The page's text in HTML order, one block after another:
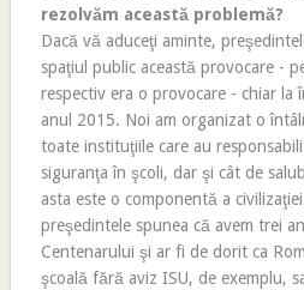
rezolvăm această problemă?
Dacă vă aduceţi aminte,
spaţiul public această provocare -
respectiv era o provocare - chiar la
anul 2015. Noi am organizat o
toate instituţiile care au
siguranţa în şcoli, dar şi cât de
asta este o componentă a
preşedintele spunea că avem trei
Centenarului şi ar fi de dorit ca
şcoală fără aviz ISU, de exemplu,